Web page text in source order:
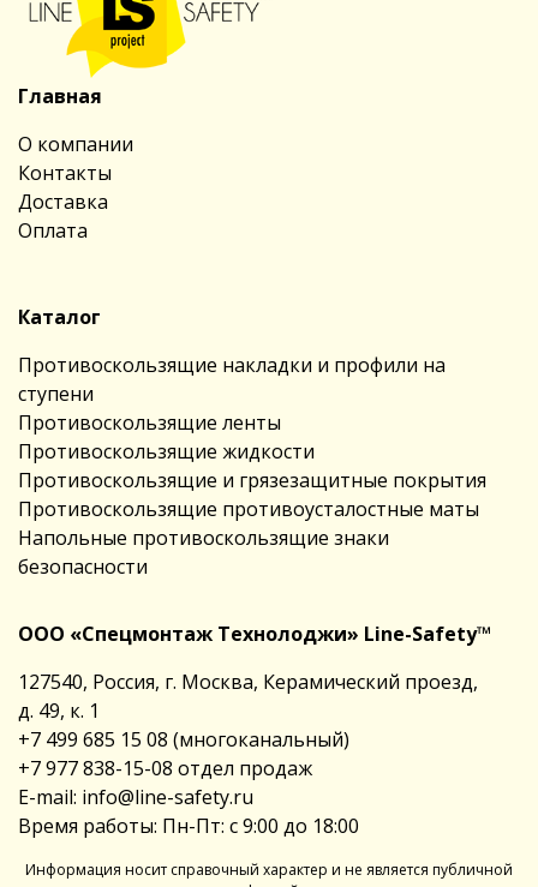
Главная
О компании
Контакты
Доставка
Оплата
Каталог
Противоскользящие накладки и профили на
ступени
Противоскользящие ленты
Противоскользящие жидкости
Противоскользящие и грязезащитные покрытия
Противоскользящие противоусталостные маты
Напольные противоскользящие знаки
безопасности
ООО «Спецмонтаж Технолоджи» Line-Safety™
127540, Россия, г. Москва, Керамический проезд,
д. 49, к. 1
+7 499 685 15 08 (многоканальный)
+7 977 838-15-08 отдел продаж
E-mail: info@line-safety.ru
Время работы: Пн-Пт: с 9:00 до 18:00
Информация носит справочный характер и не является публичной